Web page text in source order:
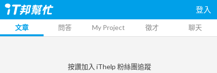
登入
文章 問答 My Project 徵才 聊天
按讚加入 iThelp 粉絲團追蹤